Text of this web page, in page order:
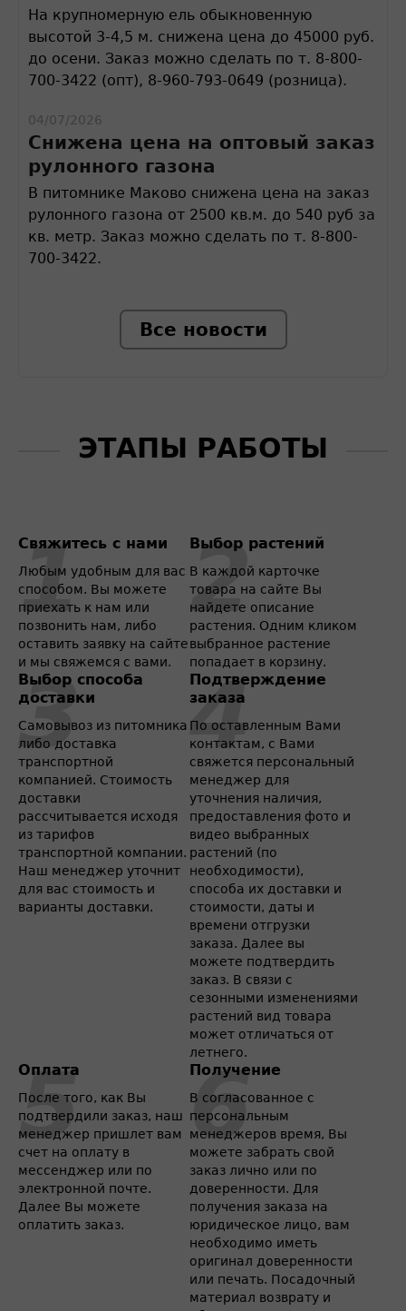
На крупномерную ель обыкновенную
высотой 3-4,5 м. снижена цена до 45000 руб.
до осени. Заказ можно сделать по т. 8-800-
700-3422 (опт), 8-960-793-0649 (розница).
04/07/2026
Снижена цена на оптовый заказ
рулонного газона
В питомнике Маково снижена цена на заказ
рулонного газона от 2500 кв.м. до 540 руб за
кв. метр. Заказ можно сделать по т. 8-800-
700-3422.
Все новости
ЭТАПЫ РАБОТЫ
Свяжитесь с нами
Любым удобным для вас
способом. Вы можете
приехать к нам или
позвонить нам, либо
оставить заявку на сайте
и мы свяжемся с вами.
Выбор растений
В каждой карточке
товара на сайте Вы
найдете описание
растения. Одним кликом
выбранное растение
попадает в корзину.
Выбор способа
доставки
Самовывоз из питомника
либо доставка
транспортной
компанией. Стоимость
доставки
рассчитывается исходя
из тарифов
транспортной компании.
Наш менеджер уточнит
для вас стоимость и
варианты доставки.
Подтверждение
заказа
По оставленным Вами
контактам, с Вами
свяжется персональный
менеджер для
уточнения наличия,
предоставления фото и
видео выбранных
растений (по
необходимости),
способа их доставки и
стоимости, даты и
времени отгрузки
заказа. Далее вы
можете подтвердить
заказ. В связи с
сезонными изменениями
растений вид товара
может отличаться от
летнего.
Оплата
После того, как Вы
подтвердили заказ, наш
менеджер пришлет вам
счет на оплату в
мессенджер или по
электронной почте.
Далее Вы можете
оплатить заказ.
Получение
В согласованное с
персональным
менеджеров время, Вы
можете забрать свой
заказ лично или по
доверенности. Для
получения заказа на
юридическое лицо, вам
необходимо иметь
оригинал доверенности
или печать. Посадочный
материал возврату и